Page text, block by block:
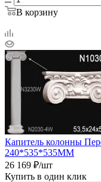
В корзину
Капитель колонны
240*535*535ММ
26 169 ₽/шт
Купить в один клик